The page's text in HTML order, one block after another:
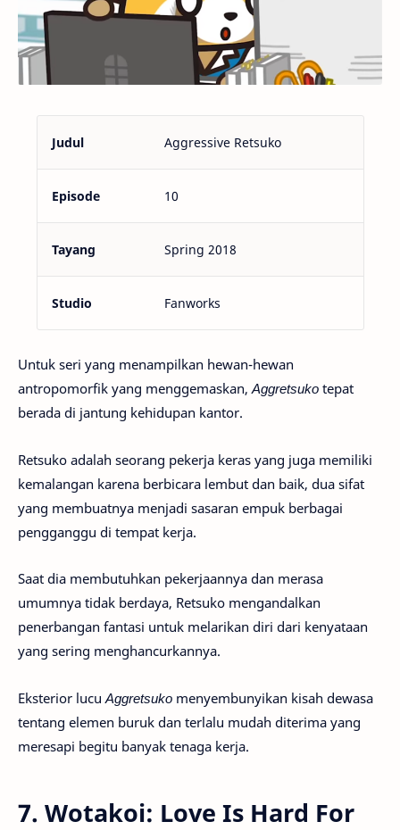
Judul Aggressive Retsuko
Episode 10
Tayang Spring 2018
Studio Fanworks
Untuk seri yang menampilkan hewan-hewan
antropomorfik yang menggemaskan,Aggretsuko tepat
berada di jantung kehidupan kantor.
Retsuko adalah seorang pekerja keras yang juga memiliki
kemalangan karena berbicara lembut dan baik, dua sifat
yang membuatnya menjadi sasaran empuk berbagai
pengganggu di tempat kerja.
Saat dia membutuhkan pekerjaannya dan merasa
umumnya tidak berdaya, Retsuko mengandalkan
penerbangan fantasi untuk melarikan diri dari kenyataan
yang sering menghancurkannya.
Eksterior lucu Aggretsuko menyembunyikan kisah dewasa
tentang elemen buruk dan terlalu mudah diterima yang
meresapi begitu banyak tenaga kerja.
7. Wotakoi: Love Is Hard For